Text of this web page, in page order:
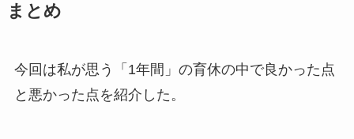
まとめ
今回は私が思う「1年間」の育休の中で良かった点
と悪かった点を紹介した。